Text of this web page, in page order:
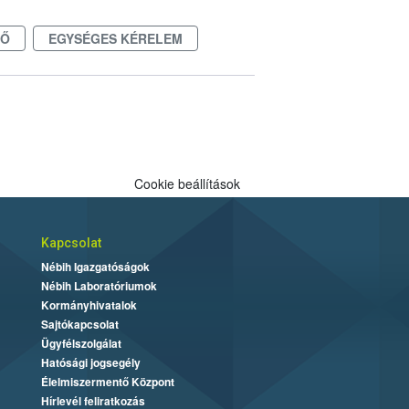
EGYSÉGES KÉRELEM
Cookie beállítások
Kapcsolat
Nébih Igazgatóságok
Nébih Laboratóriumok
Kormányhivatalok
Sajtókapcsolat
Ügyfélszolgálat
Hatósági jogsegély
Élelmiszermentő Központ
Hírlevél feliratkozás